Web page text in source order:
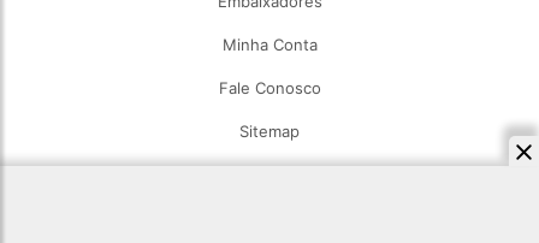
Minha Conta
Fale Conosco
Sitemap